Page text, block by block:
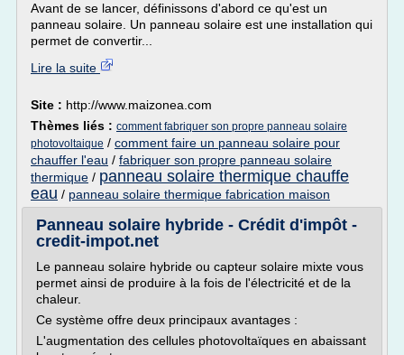
Avant de se lancer, définissons d'abord ce qu'est un
panneau solaire. Un panneau solaire est une installation qui
permet de convertir...
Lire la suite
Site : http://www.maizonea.com
Thèmes liés : comment fabriquer son propre panneau solaire
photovoltaique / comment faire un panneau solaire pour
chauffer l'eau / fabriquer son propre panneau solaire
thermique / panneau solaire thermique chauffe
eau / panneau solaire thermique fabrication maison
Panneau solaire hybride - Crédit d'impôt -
credit-impot.net
Le panneau solaire hybride ou capteur solaire mixte vous
permet ainsi de produire à la fois de l'électricité et de la
chaleur.
Ce système offre deux principaux avantages :
L'augmentation des cellules photovoltaïques en abaissant